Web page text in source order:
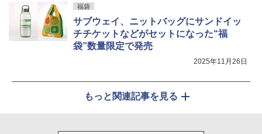
福袋
サブウェイ、ニットバッグにサンドイッ
チチケットなどがセットになった“福
袋”数量限定で発売
2025年11月26日
もっと関連記事を見る